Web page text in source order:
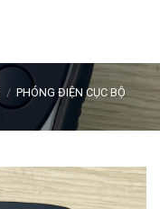
/ PHÓNG ĐIỆN CỤC BỘ